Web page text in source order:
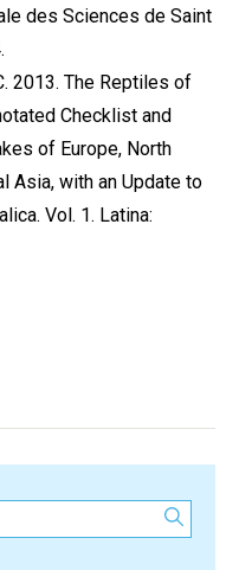
des Sciences de Saint
2013. The Reptiles of
Checklist and
of Europe, North
Asia, with an Update to
Vol. 1. Latina: